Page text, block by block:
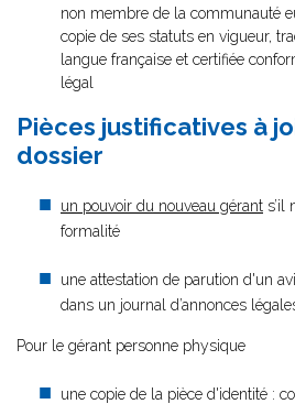
non membre de la communauté
copie de ses statuts en vigueur,
langue française et certifiée
légal
Pièces justificatives à
dossier
un pouvoir du nouveau gérant s’il
formalité
une attestation de parution d'un
dans un journal d’annonces
Pour le gérant personne physique
une copie de la pièce d'identité :